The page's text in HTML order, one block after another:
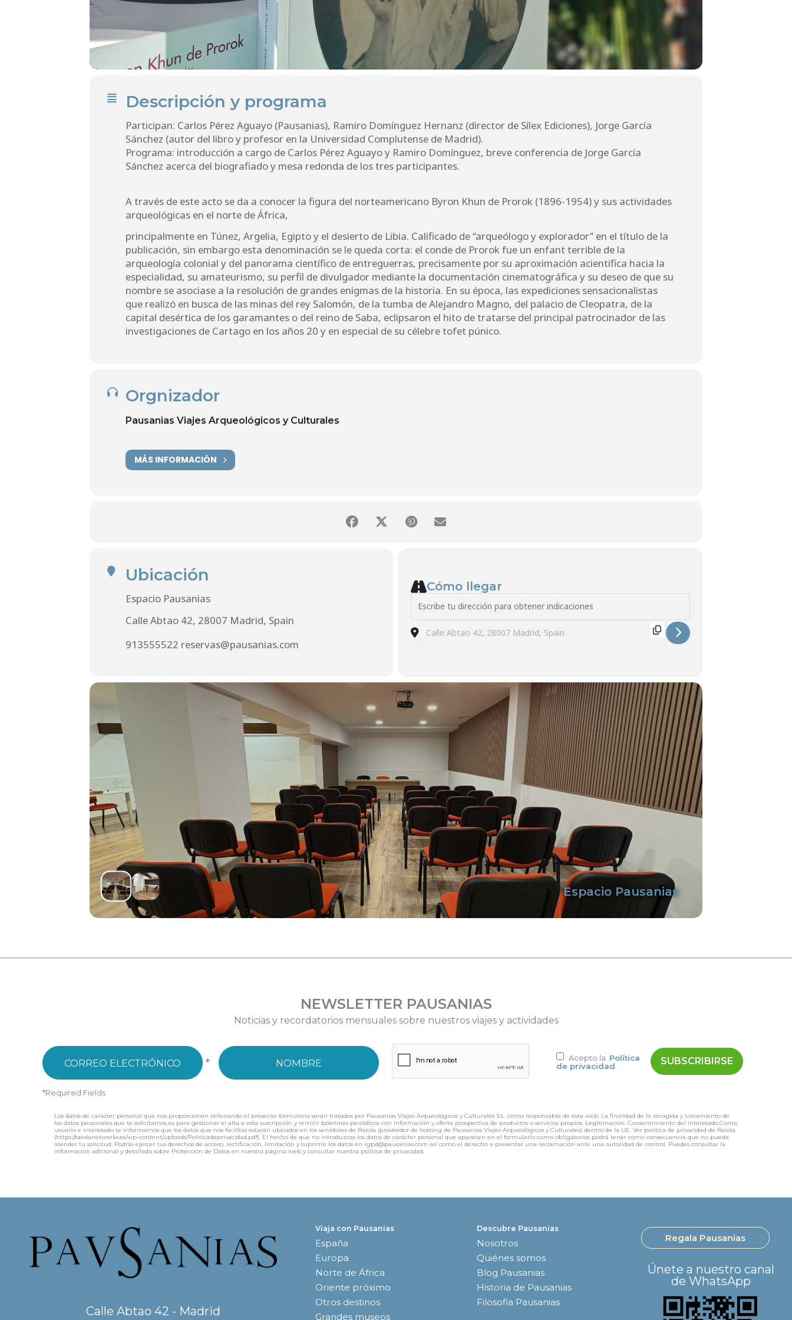
Descripción y programa
Participan: Carlos Pérez Aguayo (Pausanias), Ramiro Domínguez Hernanz (director de Sílex Ediciones), Jorge García
Sánchez (autor del libro y profesor en la Universidad Complutense de Madrid).
Programa: introducción a cargo de Carlos Pérez Aguayo y Ramiro Domínguez, breve conferencia de Jorge García
Sánchez acerca del biografiado y mesa redonda de los tres participantes.
A través de este acto se da a conocer la figura del norteamericano Byron Khun de Prorok (1896-1954) y sus actividades
arqueológicas en el norte de África,
principalmente en Túnez, Argelia, Egipto y el desierto de Libia. Calificado de “arqueólogo y explorador” en el título de la
publicación, sin embargo esta denominación se le queda corta: el conde de Prorok fue un enfant terrible de la
arqueología colonial y del panorama científico de entreguerras, precisamente por su aproximación acientífica hacia la
especialidad, su amateurismo, su perfil de divulgador mediante la documentación cinematográfica y su deseo de que su
nombre se asociase a la resolución de grandes enigmas de la historia. En su época, las expediciones sensacionalistas
que realizó en busca de las minas del rey Salomón, de la tumba de Alejandro Magno, del palacio de Cleopatra, de la
capital desértica de los garamantes o del reino de Saba, eclipsaron el hito de tratarse del principal patrocinador de las
investigaciones de Cartago en los años 20 y en especial de su célebre tofet púnico.
Orgnizador
Pausanias Viajes Arqueológicos y Culturales
MÁS INFORMACIÓN
Ubicación
Espacio Pausanias
Calle Abtao 42, 28007 Madrid, Spain
913555522 reservas@pausanias.com
Cómo llegar
Address - Presentación del libro «Byron Khun de Prorok.
Destination Address - Presentación del libro «Byron Khun de
Espacio Pausanias
NEWSLETTER PAUSANIAS
Noticias y recordatorios mensuales sobre nuestros viajes y actividades
* Acepto la Política
de privacidad
*Required Fields
Los datos de carácter personal que nos proporcionen rellenando el presente formulario serán tratados por Pausanias Viajes Arqueológicos y Culturales S.L. como responsable de esta web. La finalidad de la recogida y tratamiento de
los datos personales que te solicitamos es para gestionar el alta a esta suscripción y remitir boletines periódicos con información y oferta prospectiva de productos o servicios propios. Legitimación: Consentimiento del interesado.Como
usuario e interesado te informamos que los datos que nos facilitas estarán ubicados en los servidores de Raiola (proveedor de hosting de Pausanias Viajes Arqueológicos y Culturales) dentro de la UE. Ver política de privacidad de Raiola.
(https://raiolanetworks.es/wp-content/uploads/Politicadeprivacidad.pdf). El hecho de que no introduzcas los datos de carácter personal que aparecen en el formulario como obligatorios podrá tener como consecuencia que no pueda
atender tu solicitud. Podrás ejercer tus derechos de acceso, rectificación, limitación y suprimir los datos en rgpd@pausanias.com así como el derecho a presentar una reclamación ante una autoridad de control. Puedes consultar la
información adicional y detallada sobre Protección de Datos en nuestra página web y consultar nuestra política de privacidad.
Calle Abtao 42 - Madrid
Viaja con Pausanias
España
Europa
Norte de África
Oriente próximo
Otros destinos
Grandes museos
Descubre Pausanias
Nosotros
Quiénes somos
Blog Pausanias
Historia de Pausanias
Filosofia Pausanias
Regala Pausanias
Únete a nuestro canal
de WhatsApp